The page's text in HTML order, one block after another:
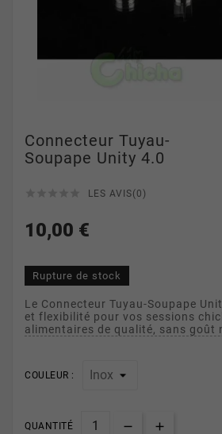
Connecteur Tuyau-
Soupape Unity 4.0
LES AVIS(0)
10,00 €
Rupture de stock
Le Connecteur Tuyau-Soupape
et flexibilité pour vos sessions
alimentaires de qualité, sans goût
COULEUR :
QUANTITÉ